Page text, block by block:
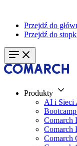
Przejdź do
Przejdź do
Produkty
AI i Sieci
Comarch
Comarch
Comarch